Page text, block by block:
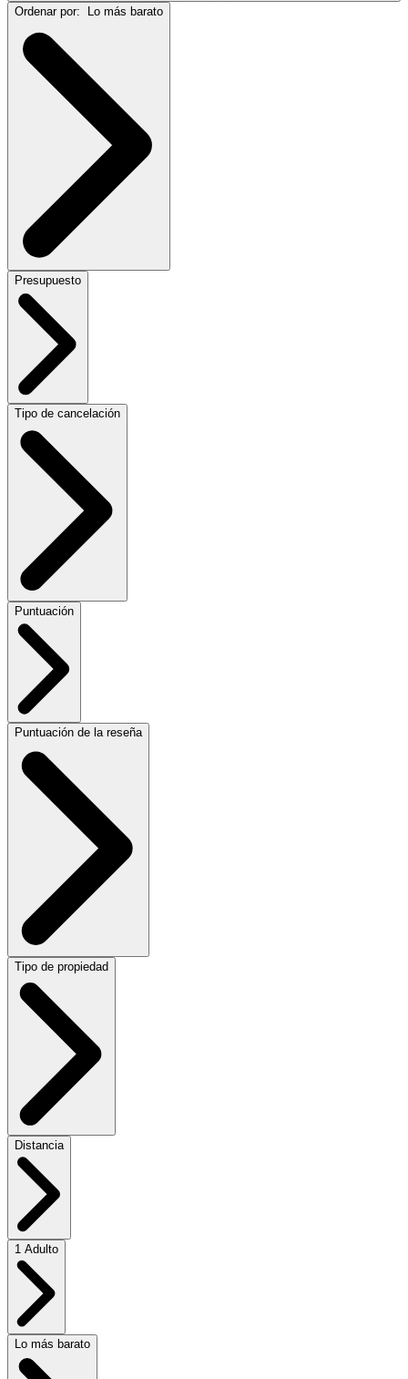
Ordenar por: Lo más barato
Presupuesto
Tipo de cancelación
Puntuación
Puntuación de la reseña
Tipo de propiedad
Distancia
1 Adulto
Lo más barato